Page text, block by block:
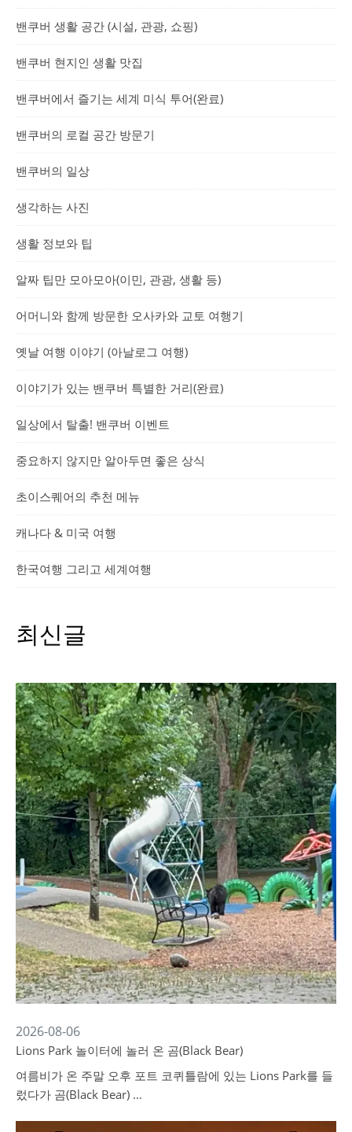
밴쿠버 생활 공간 (시설, 관광, 쇼핑)
밴쿠버 현지인 생활 맛집
밴쿠버에서 즐기는 세계 미식 투어(완료)
밴쿠버의 로컬 공간 방문기
밴쿠버의 일상
생각하는 사진
생활 정보와 팁
알짜 팁만 모아모아(이민, 관광, 생활 등)
어머니와 함께 방문한 오사카와 교토 여행기
옛날 여행 이야기 (아날로그 여행)
이야기가 있는 밴쿠버 특별한 거리(완료)
일상에서 탈출! 밴쿠버 이벤트
중요하지 않지만 알아두면 좋은 상식
초이스퀘어의 추천 메뉴
캐나다 & 미국 여행
한국여행 그리고 세계여행
최신글
2026-08-06
Lions Park 놀이터에 놀러 온 곰(Black Bear)
여름비가 온 주말 오후 포트 코퀴틀람에 있는 Lions Park를 들
렀다가 곰(Black Bear) …